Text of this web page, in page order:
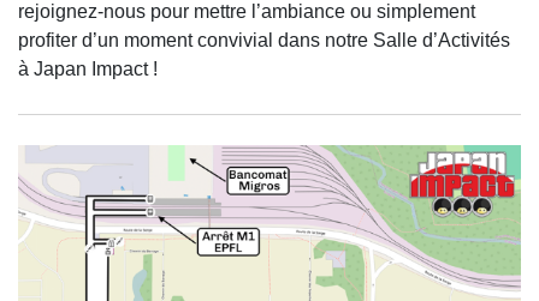
rejoignez-nous pour mettre l’ambiance ou simplement
profiter d’un moment convivial dans notre Salle d’Activités
à Japan Impact !